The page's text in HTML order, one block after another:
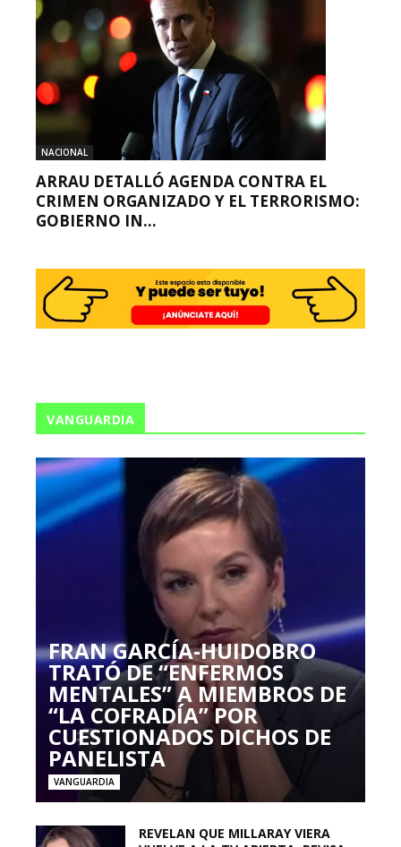
NACIONAL
ARRAU DETALLÓ AGENDA CONTRA EL
CRIMEN ORGANIZADO Y EL TERRORISMO:
GOBIERNO IN...
VANGUARDIA
FRAN GARCÍA-HUIDOBRO
TRATÓ DE “ENFERMOS
MENTALES” A MIEMBROS DE
“LA COFRADÍA” POR
CUESTIONADOS DICHOS DE
PANELISTA
VANGUARDIA
REVELAN QUE MILLARAY VIERA